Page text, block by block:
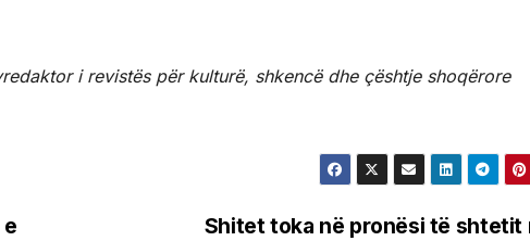
i revistës për kulturë, shkencë dhe çështje shoqërore
Shitet toka në pronësi të shtetit